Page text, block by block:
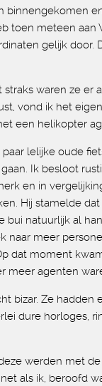
meteen aan
gelijk
waren ze er
vond ik het
een helikopter
lelijke oude
Ik besloot
en in
Hij stamelde
natuurlijk al
meer
dat moment
meer agenten
bizar. Ze
dure horloges,
werden met
als ik, beroofd